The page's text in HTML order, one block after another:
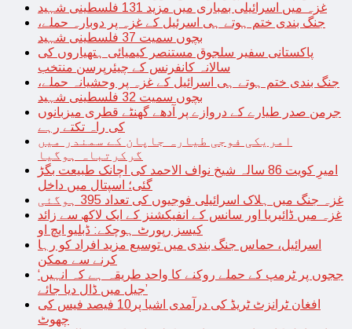
غزہ میں اسرائیلی بمباری میں مزید 131 فلسطینی شہید
جنگ بندی ختم ہوتے ہی اسرئیل کے غزہ پر دوبارہ حملے،
بچوں سمیت 37 فلسطینی شہید
پاکستانی سفیر سلجوق مستنصر کیمیائی ہتھیاروں کی
سالانہ کانفرنس کے چیئرپرسن منتخب
جنگ بندی ختم ہوتے ہی اسرائیل کے غزہ پر وحشیانہ حملے،
بچوں سمیت 32 فلسطینی شہید
جرمن صدر طیارے کے دروازے پر آدھے گھنٹے قطری میزبانوں
کی راہ تکتے رہے
امریکی فوجی طیارہ جاپان کے سمندر میں
گرکرتباہ ہوگیا
امیرِ کویت 86 سالہ شیخ نواف الاحمد کی اچانک طبیعت بگڑ
گئی؛ اسپتال میں داخل
غزہ جنگ میں ہلاک اسرائیلی فوجیوں کی تعداد 395 ہوگئی
غزہ میں ڈائیریا اور سانس کے انفیکشنز کے ایک لاکھ سے زائد
کیسز رپورٹ ہوچکے: ڈبلیو ایچ او
اسرائیل، حماس جنگ بندی میں توسیع مزید افراد کو رہا
کرنے سے ممکن
‘ججوں پر ٹرمپ کے حملے روکنے کا واحد طریقہ ہے کہ انہیں
جیل میں ڈال دیا جائے’
افغان ٹرانزٹ ٹریڈ کی درآمدی اشیا پر10 فیصد فیس کی
چھوٹ